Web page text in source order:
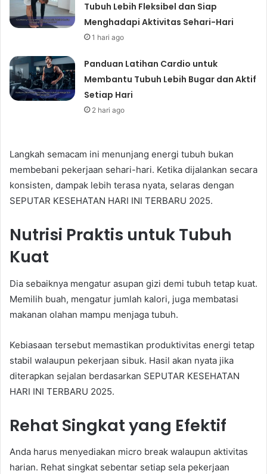
Tubuh Lebih Fleksibel dan Siap
Menghadapi Aktivitas Sehari-Hari
1 hari ago
Panduan Latihan Cardio untuk
Membantu Tubuh Lebih Bugar dan Aktif
Setiap Hari
2 hari ago
Langkah semacam ini menunjang energi tubuh bukan
membebani pekerjaan sehari-hari. Ketika dijalankan secara
konsisten, dampak lebih terasa nyata, selaras dengan
SEPUTAR KESEHATAN HARI INI TERBARU 2025.
Nutrisi Praktis untuk Tubuh
Kuat
Dia sebaiknya mengatur asupan gizi demi tubuh tetap kuat.
Memilih buah, mengatur jumlah kalori, juga membatasi
makanan olahan mampu menjaga tubuh.
Kebiasaan tersebut memastikan produktivitas energi tetap
stabil walaupun pekerjaan sibuk. Hasil akan nyata jika
diterapkan sejalan berdasarkan SEPUTAR KESEHATAN
HARI INI TERBARU 2025.
Rehat Singkat yang Efektif
Anda harus menyediakan micro break walaupun aktivitas
harian. Rehat singkat sebentar setiap sela pekerjaan